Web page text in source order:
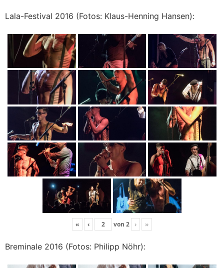
Lala-Festival 2016 (Fotos: Klaus-Henning Hansen):
« ‹ von 2 › »
Breminale 2016 (Fotos: Philipp Nöhr):